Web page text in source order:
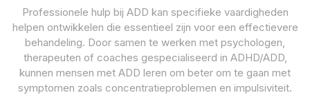
Professionele hulp bij ADD kan specifieke vaardigheden
helpen ontwikkelen die essentieel zijn voor een effectievere
behandeling. Door samen te werken met psychologen,
therapeuten of coaches gespecialiseerd in ADHD/ADD,
kunnen mensen met ADD leren om beter om te gaan met
symptomen zoals concentratieproblemen en impulsiviteit.